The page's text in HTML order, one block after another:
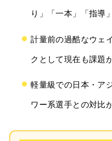
り」「一本」「指導
計量前の過酷なウェ
クとして現在も課題
軽量級での日本・ア
ワー系選手との対比